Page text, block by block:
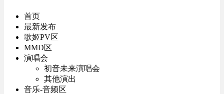
首页
最新发布
歌姬PV区
MMD区
演唱会
初音未来演唱会
其他演出
音乐-音频区